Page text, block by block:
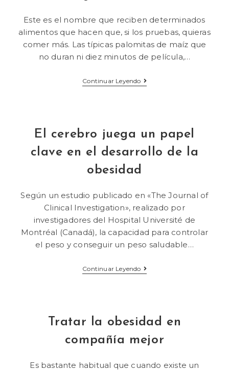
Este es el nombre que reciben determinados
alimentos que hacen que, si los pruebas, quieras
comer más. Las típicas palomitas de maíz que
no duran ni diez minutos de película,…
Continuar Leyendo
El cerebro juega un papel
clave en el desarrollo de la
obesidad
Según un estudio publicado en «The Journal of
Clinical Investigation», realizado por
investigadores del Hospital Université de
Montréal (Canadá), la capacidad para controlar
el peso y conseguir un peso saludable…
Continuar Leyendo
Tratar la obesidad en
compañía mejor
Es bastante habitual que cuando existe un